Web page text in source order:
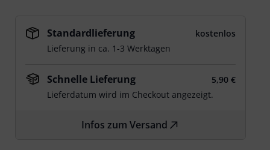
Standardlieferung
kostenlos
Lieferung in ca. 1-3 Werktagen
Schnelle Lieferung
5,90 €
Lieferdatum wird im Checkout angezeigt.
Infos zum Versand